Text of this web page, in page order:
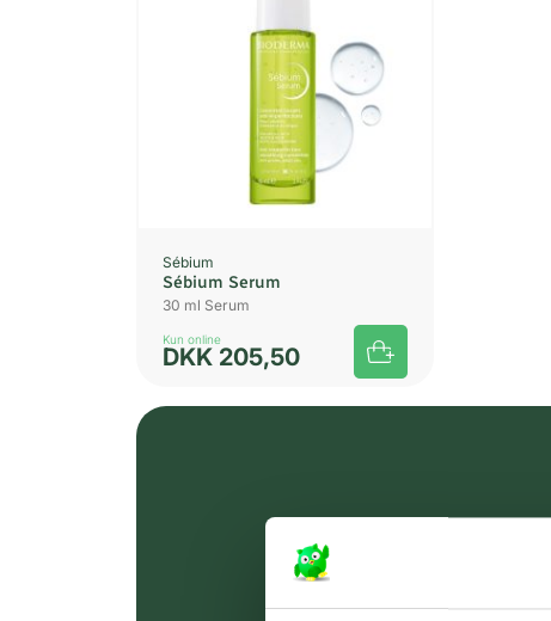
Sébium
Sébium Serum
30 ml Serum
Kun online
DKK 205,50